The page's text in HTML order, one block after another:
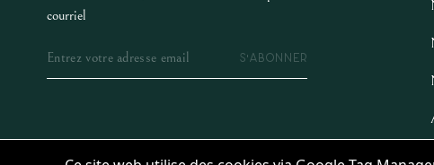
courriel
S'ABONNER